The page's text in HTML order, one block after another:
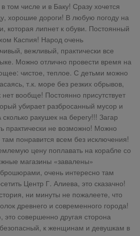
том числе и в Баку! Сразу хочется
хорошие дороги! В любую погоду на
которая липнет к обуви. Постоянный
Каспия! Народ очень
вежливый, практически все
Можно отлично провести время на
чистое, теплое. С детьми можно
т.к. море без резких обрывов,
вообще! Постоянно присутствует
убирает разбросанный мусор и
ракушек на берегу!!! Загар
практически не возможно! Можно
там понравится всем без исключения!
цену поплавать на корабле со
магазины «завалены»
очень интересно там
Центр Г. Алиева, это сказачно!
ни минуты не пожалеете, что
древнего и современного города!
это совершенно другая сторона
к женщинам и девушкам в